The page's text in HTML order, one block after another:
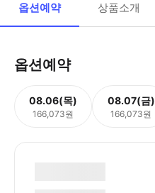
옵션예약 상품소개
옵션예약
08.06(목)
166,073원
08.07(금)
166,073원